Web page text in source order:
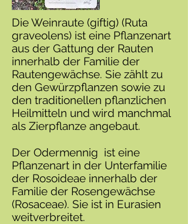
Die Weinraute (giftig) (Ruta
graveolens) ist eine Pflanzenart
aus der Gattung der Rauten
innerhalb der Familie der
Rautengewächse. Sie zählt zu
den Gewürzpflanzen sowie zu
den traditionellen pflanzlichen
Heilmitteln und wird manchmal
als Zierpflanze angebaut.
Der Odermennig ist eine
Pflanzenart in der Unterfamilie
der Rosoideae innerhalb der
Familie der Rosengewächse
(Rosaceae). Sie ist in Eurasien
weitverbreitet.